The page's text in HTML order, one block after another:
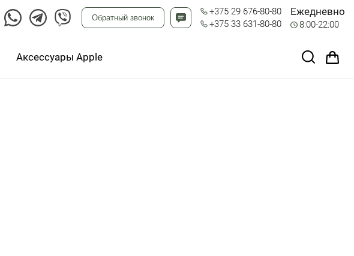
Обратный звонок
+375 29 676-80-80
+375 33 631-80-80
Ежедневно
8:00-22:00
Аксессуары Apple